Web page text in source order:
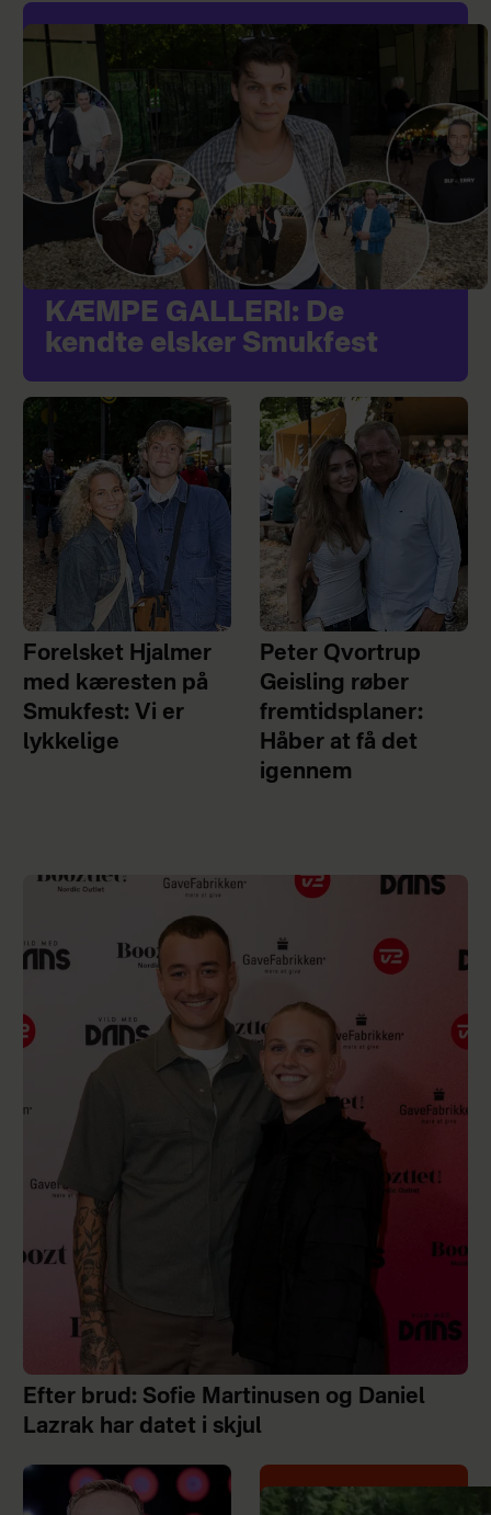
KÆMPE GALLERI: De
kendte elsker Smukfest
Forelsket Hjalmer
med kæresten på
Smukfest: Vi er
lykkelige
Peter Qvortrup
Geisling røber
fremtidsplaner:
Håber at få det
igennem
Efter brud: Sofie Martinusen og Daniel
Lazrak har datet i skjul